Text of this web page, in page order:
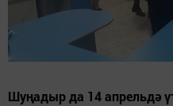
Шуңадыр да 14 апрельдә